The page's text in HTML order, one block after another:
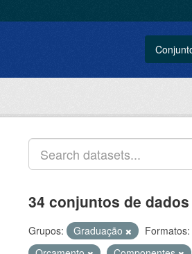
34 conjuntos de
Grupos: Graduação Formatos: